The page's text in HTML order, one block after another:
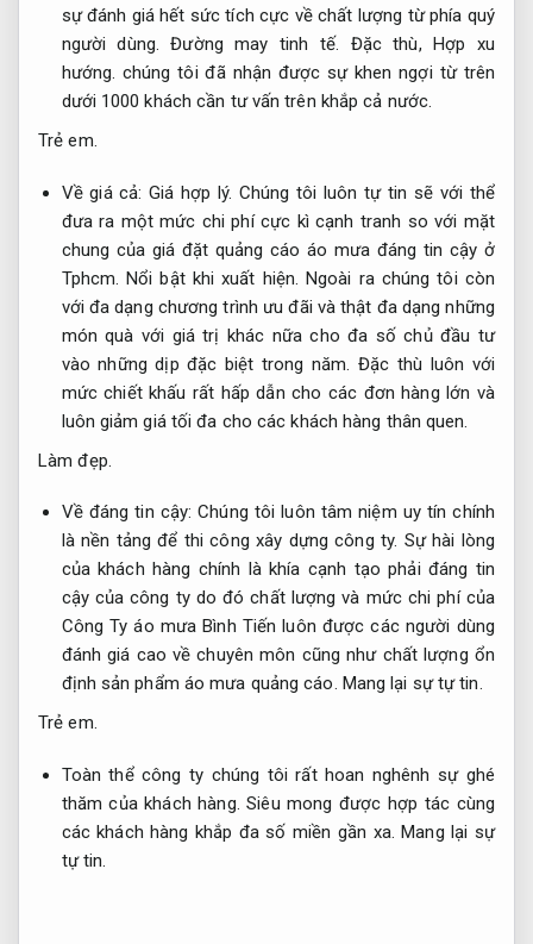
sự đánh giá hết sức tích cực về chất lượng từ phía quý
người dùng.Đường may tinh tế. Đặc thù,Hợp xu
hướng. chúng tôi đã nhận được sự khen ngợi từ trên
dưới 1000 khách cần tư vấn trên khắp cả nước.
Trẻ em.
Về giá cả:Giá hợp lý. Chúng tôi luôn tự tin sẽ với thể
đưa ra một mức chi phí cực kì cạnh tranh so với mặt
chung của giá đặt quảng cáo áo mưa đáng tin cậy ở
Tphcm.Nổi bật khi xuất hiện. Ngoài ra chúng tôi còn
với đa dạng chương trình ưu đãi và thật đa dạng những
món quà với giá trị khác nữa cho đa số chủ đầu tư
vào những dịp đặc biệt trong năm. Đặc thù luôn với
mức chiết khấu rất hấp dẫn cho các đơn hàng lớn và
luôn giảm giá tối đa cho các khách hàng thân quen.
Làm đẹp.
Về đáng tin cậy: Chúng tôi luôn tâm niệm uy tín chính
là nền tảng để thi công xây dựng công ty. Sự hài lòng
của khách hàng chính là khía cạnh tạo phải đáng tin
cậy của công ty do đó chất lượng và mức chi phí của
Công Ty áo mưa Bình Tiến luôn được các người dùng
đánh giá cao về chuyên môn cũng như chất lượng ổn
định sản phẩm áo mưa quảng cáo. Mang lại sự tự tin.
Trẻ em.
Toàn thể công ty chúng tôi rất hoan nghênh sự ghé
thăm của khách hàng. Siêu mong được hợp tác cùng
các khách hàng khắp đa số miền gần xa.Mang lại sự
tự tin.